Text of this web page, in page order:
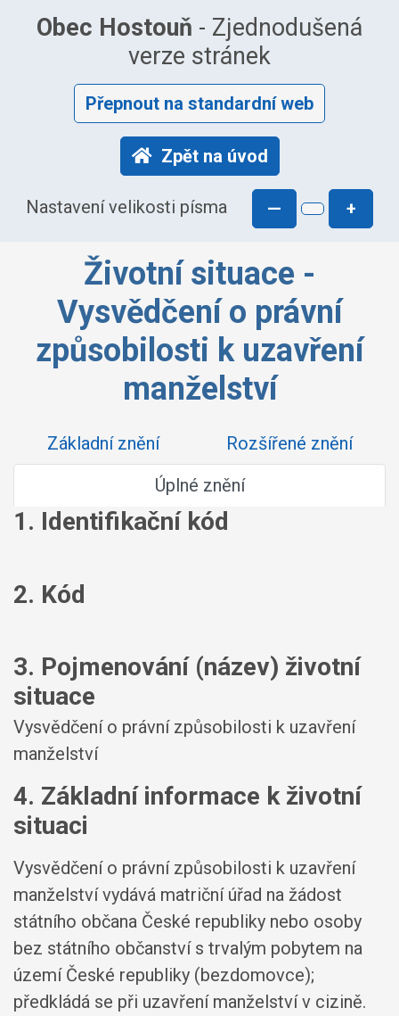
Obec Hostouň - Zjednodušená
verze stránek
Přepnout na standardní web
Zpět na úvod
Nastavení velikosti písma — +
Životní situace -
Vysvědčení o právní
způsobilosti k uzavření
manželství
Základní znění
Rozšířené znění
Úplné znění
1. Identifikační kód
2. Kód
3. Pojmenování (název) životní
situace
Vysvědčení o právní způsobilosti k uzavření
manželství
4. Základní informace k životní
situaci
Vysvědčení o právní způsobilosti k uzavření
manželství vydává matriční úřad na žádost
státního občana České republiky nebo osoby
bez státního občanství s trvalým pobytem na
území České republiky (bezdomovce);
předkládá se při uzavření manželství v cizině.